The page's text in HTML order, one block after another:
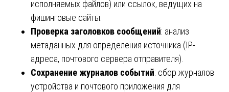
исполняемых файлов) или ссылок, ведущих на
фишинговые сайты.
Проверка заголовков сообщений: анализ
метаданных для определения источника (IP-
адреса, почтового сервера отправителя).
Сохранение журналов событий: сбор журналов
устройства и почтового приложения для